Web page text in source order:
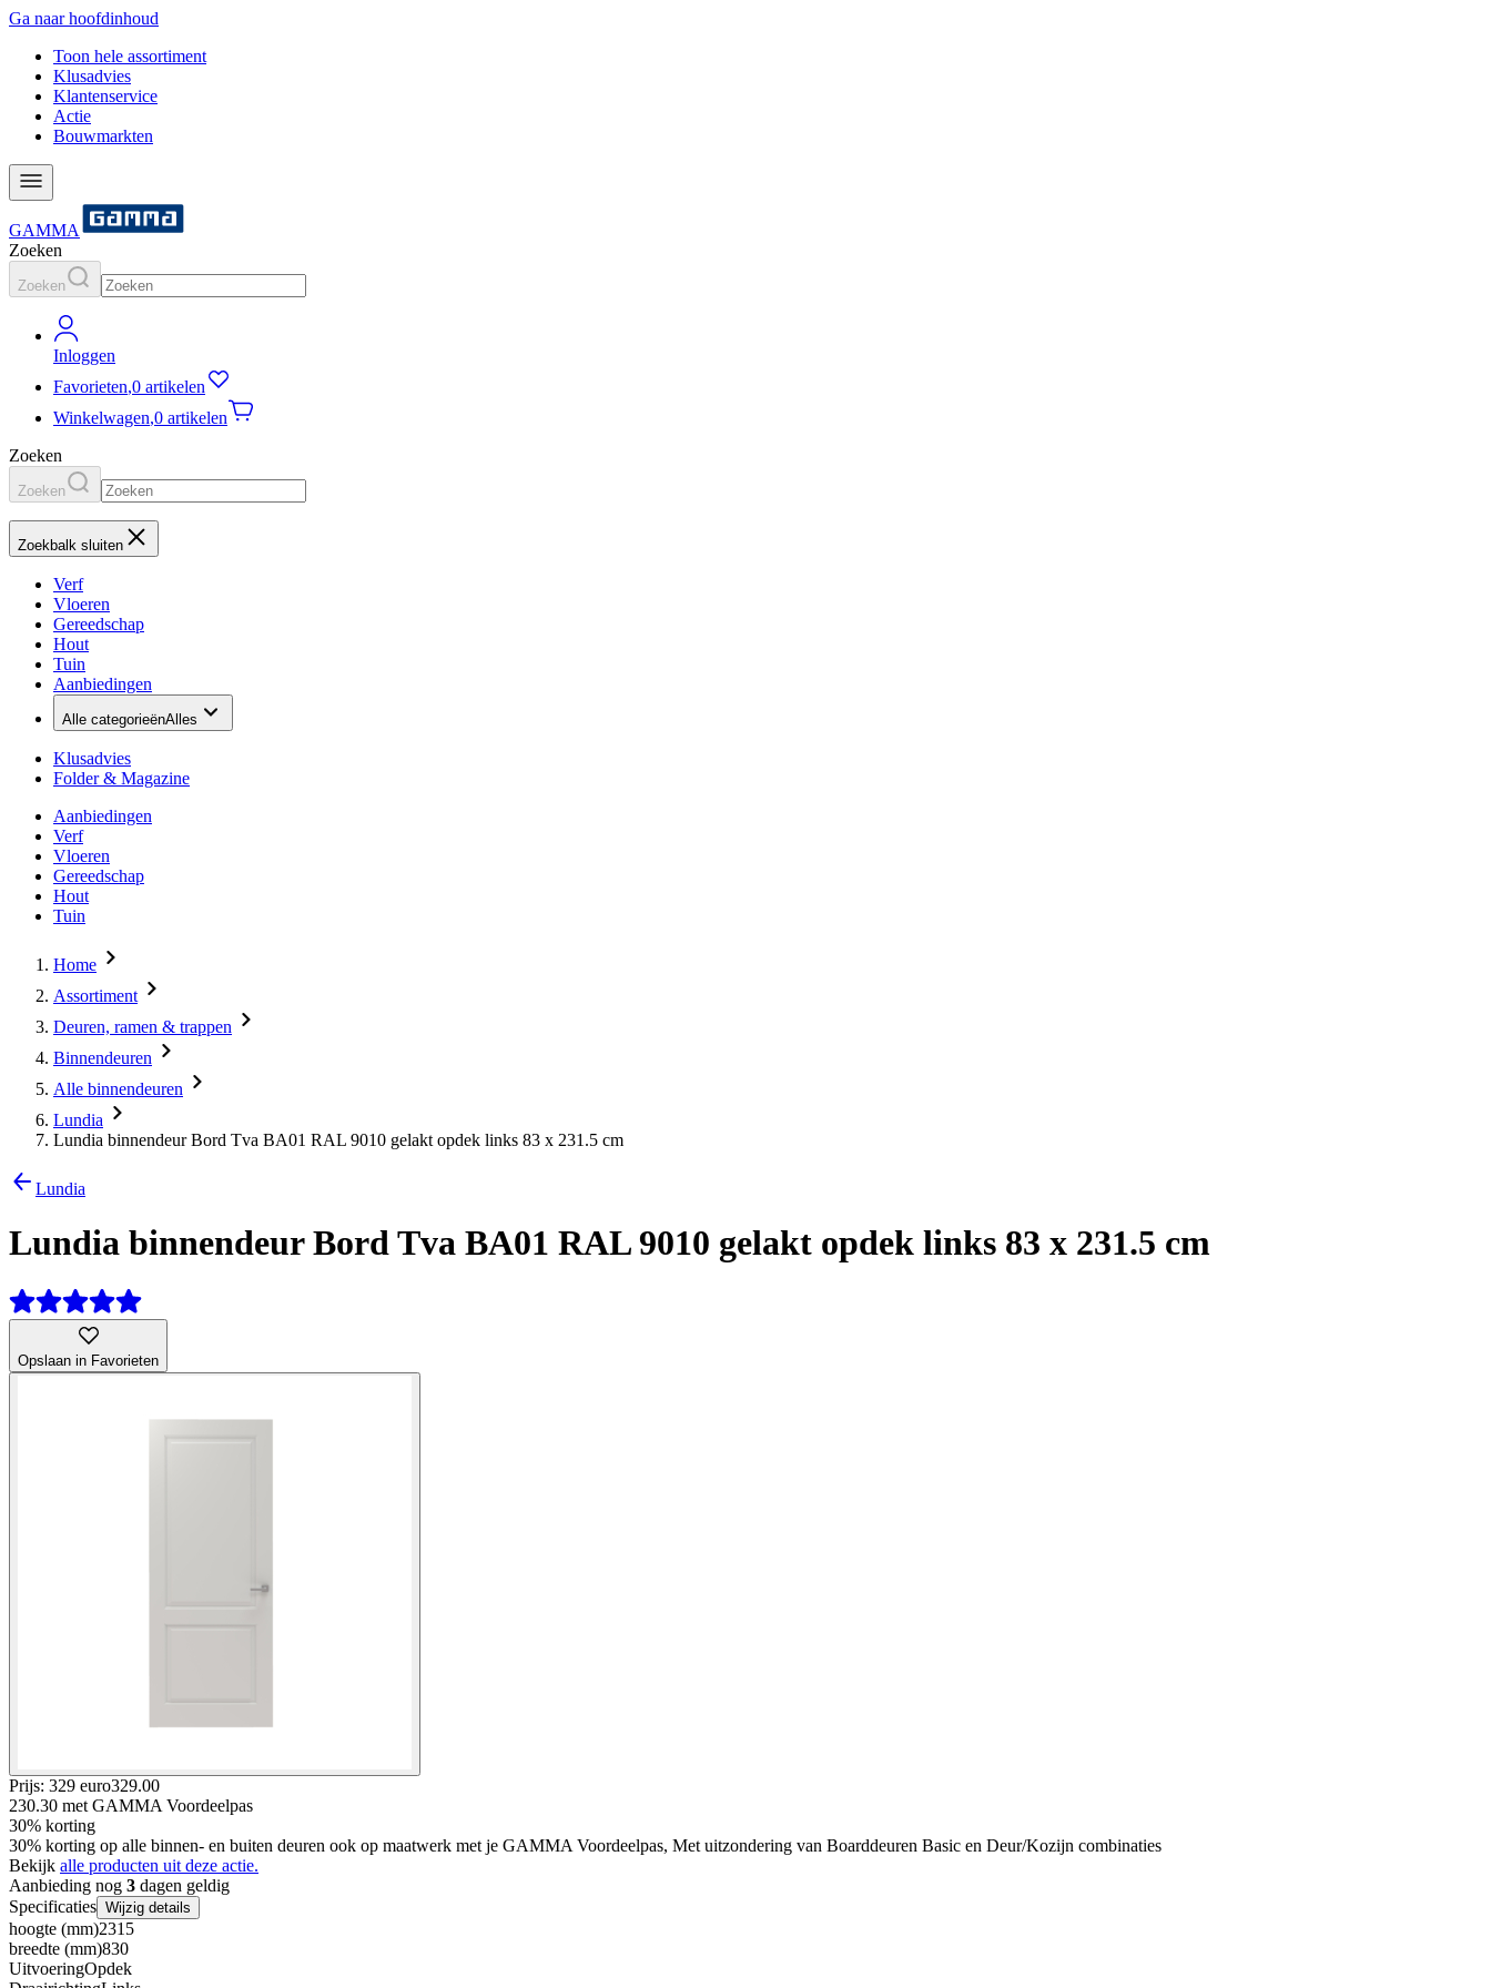
Ga naar hoofdinhoud
Toon hele assortiment
Klusadvies
Klantenservice
Actie
Bouwmarkten
GAMMA
Zoeken
Zoeken
Inloggen
Favorieten,0 artikelen
Winkelwagen,0 artikelen
Zoeken
Zoeken
Zoekbalk sluiten
Verf
Vloeren
Gereedschap
Hout
Tuin
Aanbiedingen
Alle categorieënAlles
Klusadvies
Folder & Magazine
Aanbiedingen
Verf
Vloeren
Gereedschap
Hout
Tuin
Home
Assortiment
Deuren, ramen & trappen
Binnendeuren
Alle binnendeuren
Lundia
Lundia binnendeur Bord Tva BA01 RAL 9010 gelakt opdek links 83 x 231.5 cm
Lundia
Lundia binnendeur Bord Tva BA01 RAL 9010 gelakt opdek links 83 x 231.5 cm
Opslaan in Favorieten
Prijs: 329 euro329.00
230.30 met GAMMA Voordeelpas
30% korting
30% korting op alle binnen- en buiten deuren ook op maatwerk met je GAMMA Voordeelpas, Met uitzondering van Boarddeuren Basic en Deur/Kozijn combinaties
Bekijk alle producten uit deze actie.
Aanbieding nog 3 dagen geldig
Specificaties Wijzig details
hoogte (mm)2315
breedte (mm)830
UitvoeringOpdek